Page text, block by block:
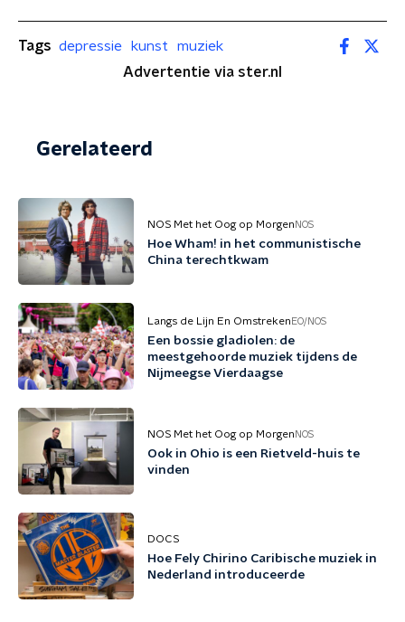
Tags depressie kunst
muziek
Advertentie via ster.nl
Gerelateerd
NOS Met het Oog op Morgen NOS
Hoe Wham! in het communistische
China terechtkwam
Langs de Lijn En Omstreken EO/NOS
Een bossie gladiolen: de
meestgehoorde muziek tijdens de
Nijmeegse Vierdaagse
NOS Met het Oog op Morgen NOS
Ook in Ohio is een Rietveld-huis te
vinden
DOCS
Hoe Fely Chirino Caribische muziek in
Nederland introduceerde